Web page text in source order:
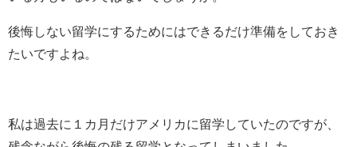
後悔しない留学にするためにはできるだけ準備をしておき
たいですよね。
私は過去に１カ月だけアメリカに留学していたのですが、